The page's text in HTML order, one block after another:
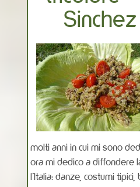
molti anni in cui mi sono
ora mi dedico a diffondere
l'Italia: danze, costumi tipici,